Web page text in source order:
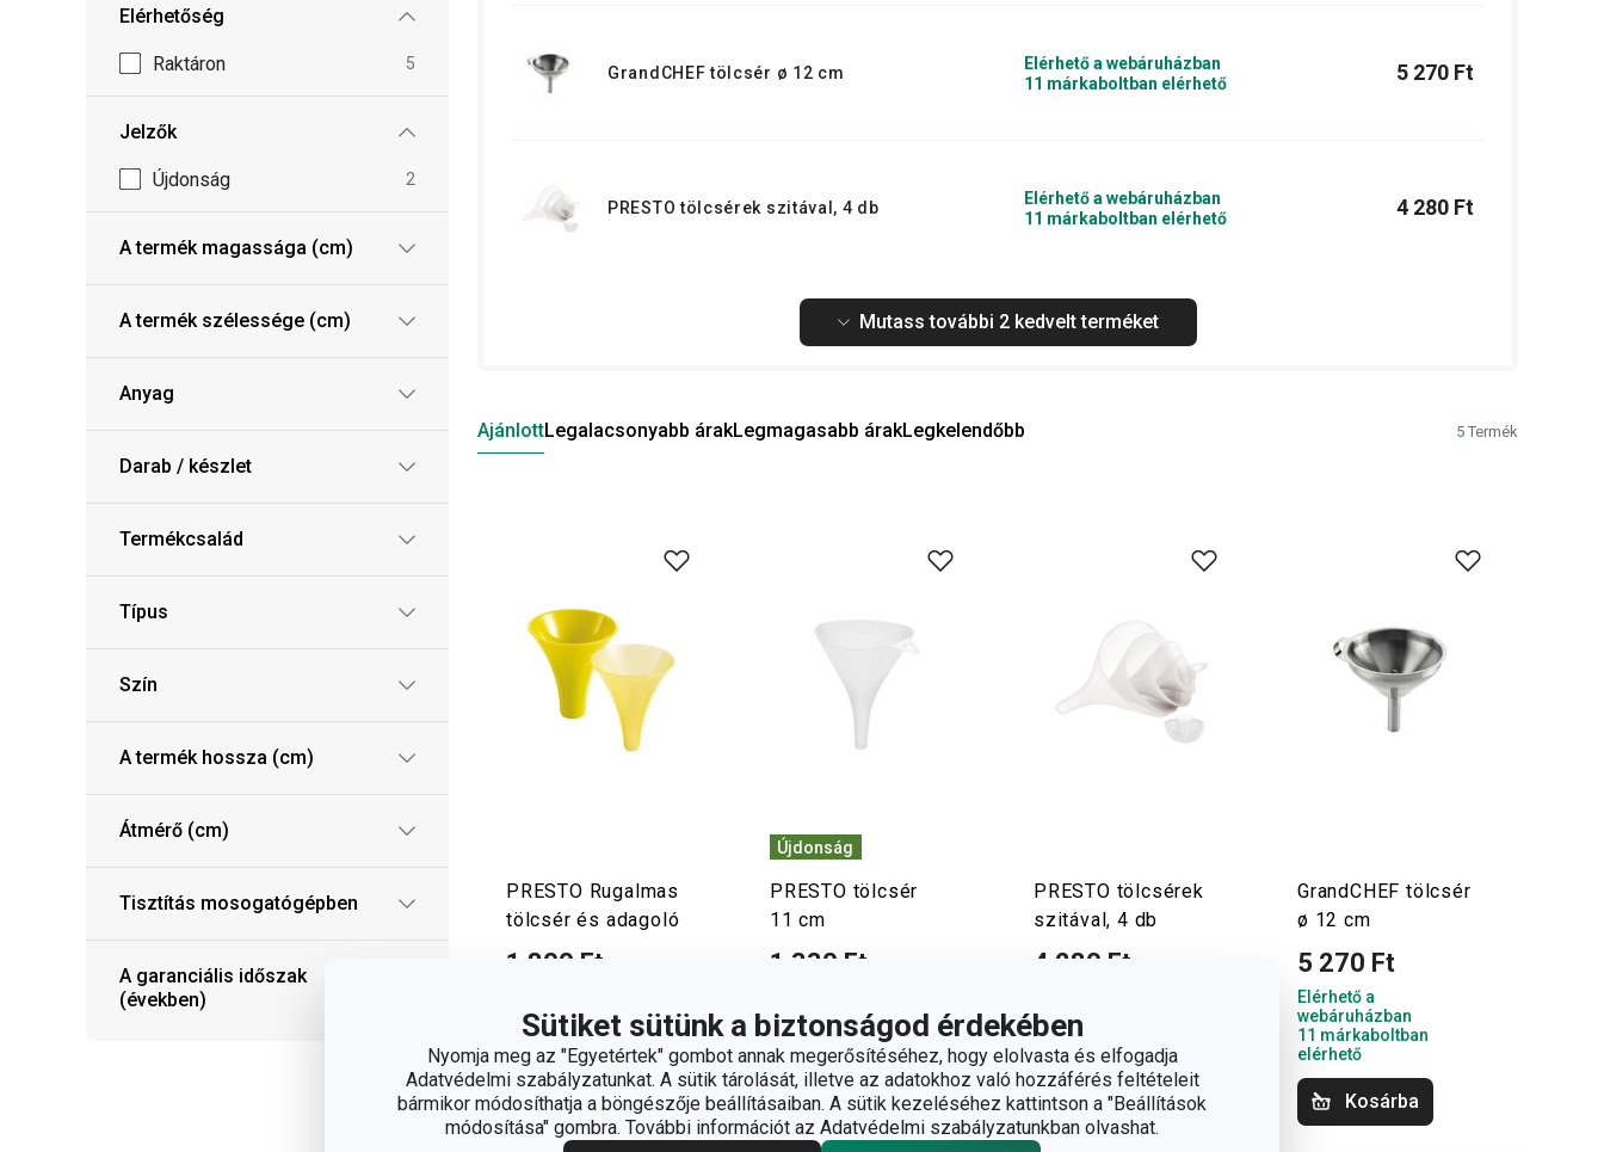
Sütiket sütünk a biztonságod érdekében
Nyomja meg az "Egyetértek" gombot annak megerősítéséhez, hogy elolvasta és elfogadja
Adatvédelmi szabályzatunkat. A sütik tárolását, illetve az adatokhoz való hozzáférés feltételeit
bármikor módosíthatja a böngészője beállításaiban. A sütik kezeléséhez kattintson a "Beállítások
módosítása" gombra. További információt az Adatvédelmi szabályzatunkban olvashat.
Elérhetőség
Raktáron 5
Jelzők
Újdonság 2
A termék magassága (cm)
A termék szélessége (cm)
Anyag
Darab / készlet
Termékcsalád
Típus
Szín
A termék hossza (cm)
Átmérő (cm)
Tisztítás mosogatógépben
A garanciális időszak
(években)
GrandCHEF tölcsér ø 12 cm
Elérhető a webáruházban
11 márkaboltban elérhető
5 270 Ft
PRESTO tölcsérek szitával, 4 db
Elérhető a webáruházban
11 márkaboltban elérhető
4 280 Ft
Mutass további 2 kedvelt terméket
AjánlottLegalacsonyabb árakLegmagasabb árakLegkelendőbb 5Termék
PRESTO Rugalmas
tölcsér és adagoló
1 800 Ft
webáruházban
12 márkaboltban
elérhető
Kosárba
Újdonság
PRESTO tölcsér
11 cm
1 330 Ft
webáruházban
12 márkaboltban
elérhető
Kosárba
PRESTO tölcsérek
szitával, 4 db
4 280 Ft
webáruházban
11 márkaboltban
elérhető
Kosárba
GrandCHEF tölcsér
ø 12 cm
5 270 Ft
Elérhető a
webáruházban
11 márkaboltban
elérhető
Kosárba